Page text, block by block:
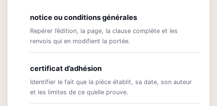
notice ou conditions générales
Repérer l’édition, la page, la clause complète et les
renvois qui en modifient la portée.
certificat d’adhésion
Identifier le fait que la pièce établit, sa date, son auteur
et les limites de ce qu’elle prouve.